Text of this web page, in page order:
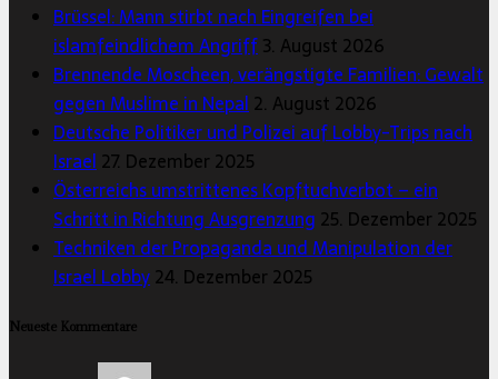
Brüssel: Mann stirbt nach Eingreifen bei
islamfeindlichem Angriff3. August 2026
Brennende Moscheen, verängstigte Familien: Gewalt
gegen Muslime in Nepal 2. August 2026
Deutsche Politiker und Polizei auf Lobby-Trips nach
Israel 27. Dezember 2025
Österreichs umstrittenes Kopftuchverbot – ein
Schritt in Richtung Ausgrenzung 25. Dezember 2025
Techniken der Propaganda und Manipulation der
Israel Lobby24. Dezember 2025
Neueste Kommentare